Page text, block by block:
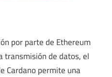
por parte de Ethereum
transmisión de datos, el
Cardano permite una